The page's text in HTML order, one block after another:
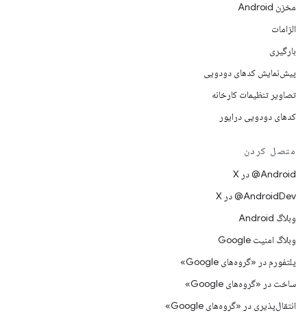
مخزن Android
الزامات
بارگیری
پیش‌نمایش کدهای دودویی
تصاویر تنظیمات کارخانه
کدهای دودویی درایور
متصل کردن
‫‎@Android در X
‫‎@AndroidDev در X
وبلاگ Android
وبلاگ امنیت Google
پلتفورم در «گروه‌های Google»
ساخت در «گروه‌های Google»
انتقال‌پذیری در «گروه‌های Google»